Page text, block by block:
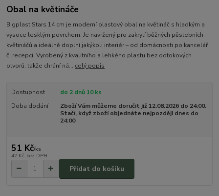
Obal na květináče
Bigplast Stars 14 cm je moderní plastový obal na květináč s hladkým a
vysoce lesklým povrchem. Je navržený pro zakrytí běžných pěstebních
květináčů a ideálně doplní jakýkoli interiér – od domácnosti po kancelář
či recepci. Vyrobený z kvalitního a lehkého plastu bez odtokových
otvorů, takže chrání ná... celý popis
Dostupnost
do 2 dnů 10 ks
Doba dodání
Zboží Vám můžeme doručit již 12.08.2026 do 24:00.
Stačí, když zboží objednáte nejpozději dnes do
24:00
51 Kč/ks
42 Kč bez DPH
Přidat do košíku